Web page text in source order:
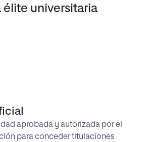
élite universitaria
aprobada y autorizada por el
para conceder titulaciones